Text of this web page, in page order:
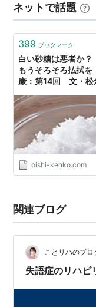
が大切だと言われ
せん。 それは、
ことができるか…
ネットで話題
399 ブックマーク
白い砂糖は悪者か
もうそろそろ払拭を
康：第14回 文・松
oishi-kenko.com
関連ブログ
ことリハのブロ
失語症のリハビ